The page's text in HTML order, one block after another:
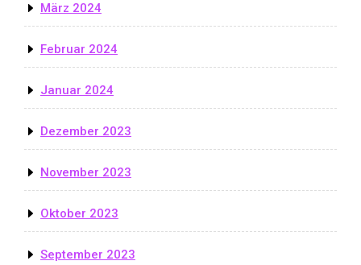
März 2024
Februar 2024
Januar 2024
Dezember 2023
November 2023
Oktober 2023
September 2023